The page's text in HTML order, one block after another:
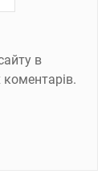
в